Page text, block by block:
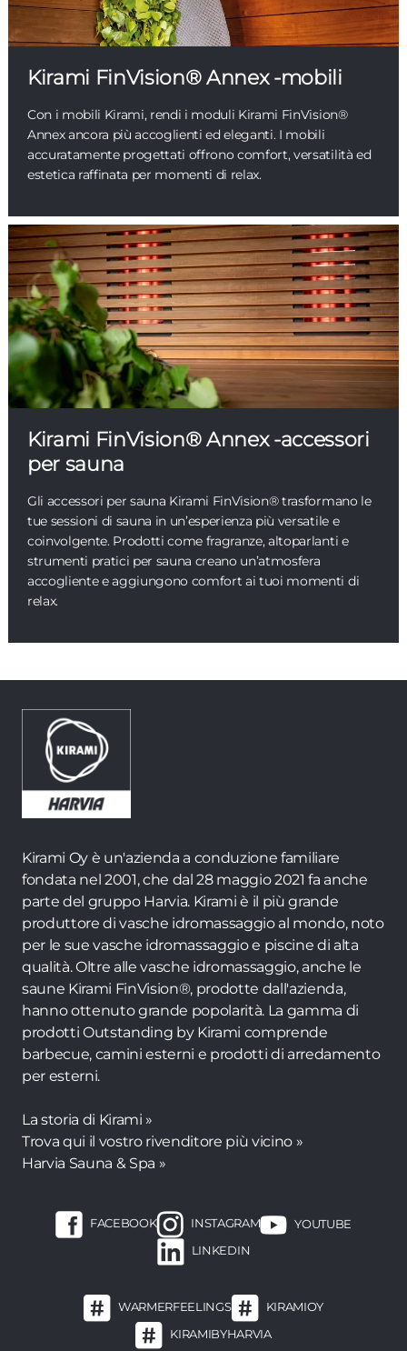
Kirami FinVision® Annex -mobili
Con i mobili Kirami, rendi i moduli Kirami FinVision®
Annex ancora più accoglienti ed eleganti. I mobili
accuratamente progettati offrono comfort, versatilità ed
estetica raffinata per momenti di relax.
Kirami FinVision® Annex -accessori
per sauna
Gli accessori per sauna Kirami FinVision® trasformano le
tue sessioni di sauna in un’esperienza più versatile e
coinvolgente. Prodotti come fragranze, altoparlanti e
strumenti pratici per sauna creano un’atmosfera
accogliente e aggiungono comfort ai tuoi momenti di
relax.
Kirami Oy è un'azienda a conduzione familiare
fondata nel 2001, che dal 28 maggio 2021 fa anche
parte del gruppo Harvia. Kirami è il più grande
produttore di vasche idromassaggio al mondo, noto
per le sue vasche idromassaggio e piscine di alta
qualità. Oltre alle vasche idromassaggio, anche le
saune Kirami FinVision®, prodotte dall'azienda,
hanno ottenuto grande popolarità. La gamma di
prodotti Outstanding by Kirami comprende
barbecue, camini esterni e prodotti di arredamento
per esterni.
La storia di Kirami »
Trova qui il vostro rivenditore più vicino »
Harvia Sauna & Spa »
FACEBOOK INSTAGRAM
YOUTUBE
LINKEDIN
WARMERFEELINGS
KIRAMIOY
KIRAMIBYHARVIA